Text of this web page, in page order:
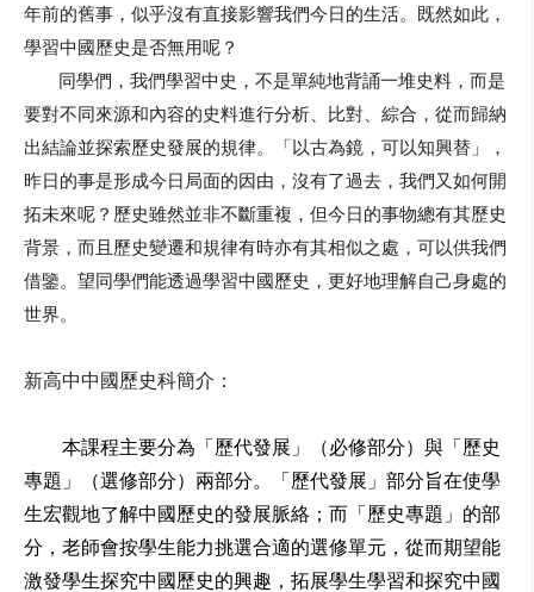
年前的舊事， 似乎沒有直接影響我們今日的生活。既然如此，
學習中國歷史是否無用呢？
同學們，我們學習中史，不是單純地背誦一堆史料，而是
要對不同來源和內容的史料進行分析、比對、綜合， 從而歸納
出結論並探索歷史發展的規律。「以古為鏡，可以知興替」
，
昨日的事是形成今日局面的因由，沒有了過去， 我們又如何開
拓未來呢？歷史雖然並非不斷重複， 但今日的事物總有其歷史
背景， 而且歷史變遷和規律有時亦有其相似之處，可以供我們
借鑒。 望同學們能透過學習中國歷史，更好地理解自己身處的
世界。
新高中中國歷史科簡介：
本課程主要分為「歷代發展」（必修部分）與「歷史
專題」（選修部分）兩部分。「歷代發展」 部分旨在使學
生宏觀地了解中國歷史的發展脈絡；而「歷史專題」 的部
分， 老師會按學生能力挑選合適的選修單元 ， 從而期望能
激發學生探究中國歷史的興趣， 拓展學生學習和探究中國